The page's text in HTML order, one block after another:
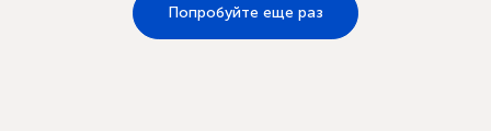
Попробуйте еще раз